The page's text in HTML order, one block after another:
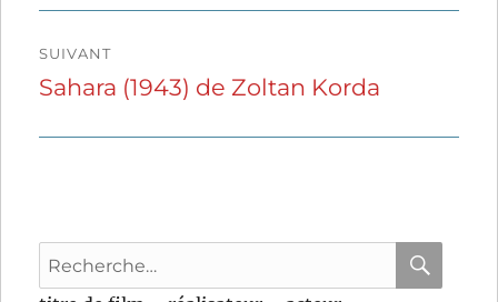
SUIVANT
Publication
Sahara (1943) de Zoltan Korda
Recherche
pour